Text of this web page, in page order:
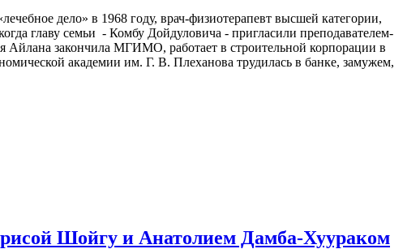
дело» в 1968 году, врач-физиотерапевт высшей категории,
главу семьи - Комбу Дойдуловича - пригласили преподавателем-
Айлана закончила МГИМО, работает в строительной корпорации в
академии им. Г. В. Плеханова трудилась в банке, замужем,
Шойгу и Анатолием Дамба-Хуураком